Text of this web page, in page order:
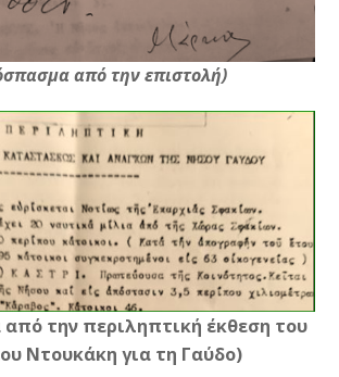
από την επιστολή)
την περιληπτική έκθεση του
Ντουκάκη για τη Γαύδο)